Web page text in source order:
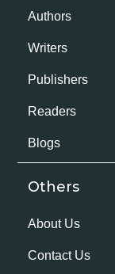
Authors
Writers
Publishers
Readers
Blogs
Others
About Us
Contact Us